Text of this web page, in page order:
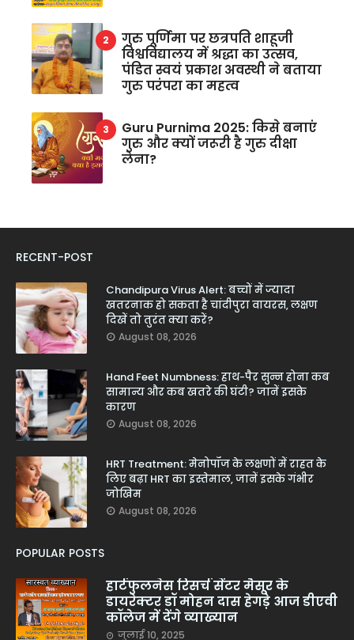
गुरु पूर्णिमा पर छत्रपति शाहूजी
विश्वविद्यालय में श्रद्धा का उत्सव,
पंडित स्वयं प्रकाश अवस्थी ने बताया
गुरु परंपरा का महत्व
Guru Purnima 2025: किसे बनाएं
गुरु और क्यों जरूरी है गुरु दीक्षा
लेना?
RECENT-POST
Chandipura Virus Alert: बच्चों में ज्यादा
खतरनाक हो सकता है चांदीपुरा वायरस, लक्षण
दिखें तो तुरंत क्या करें?
August 08, 2026
Hand Feet Numbness: हाथ-पैर सुन्न होना कब
सामान्य और कब खतरे की घंटी? जानें इसके
कारण
August 08, 2026
HRT Treatment: मेनोपॉज के लक्षणों में राहत के
लिए बढ़ा HRT का इस्तेमाल, जानें इसके गंभीर
जोखिम
August 08, 2026
POPULAR POSTS
हार्टफुलनेस रिसर्च सेंटर मैसूर के
डायरेक्टर डॉ मोहन दास हेगड़े आज डीएवी
कॉलेज में देंगे व्याख्यान
जुलाई 10, 2025